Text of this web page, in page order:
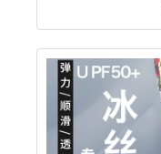
дышащий